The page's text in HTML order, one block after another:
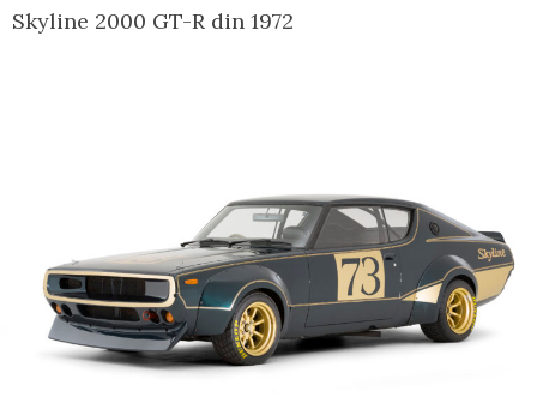
Skyline 2000 GT-R din 1972